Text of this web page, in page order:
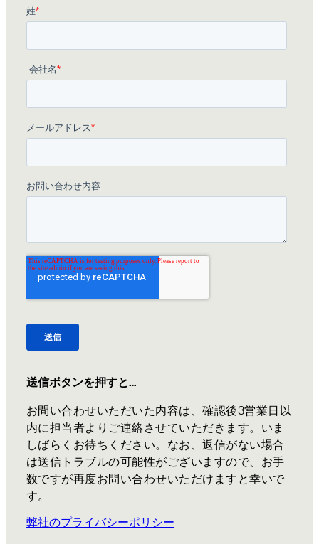
送信ボタンを押すと…
お問い合わせいただいた内容は、確認後3営業日以
内に担当者よりご連絡させていただきます。いま
しばらくお待ちください。なお、返信がない場合
は送信トラブルの可能性がございますので、お手
数ですが再度お問い合わせいただけますと幸いで
す。
弊社のプライバシーポリシー